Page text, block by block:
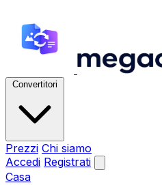
Convertitori
Prezzi Chi siamo
Accedi Registrati
Casa